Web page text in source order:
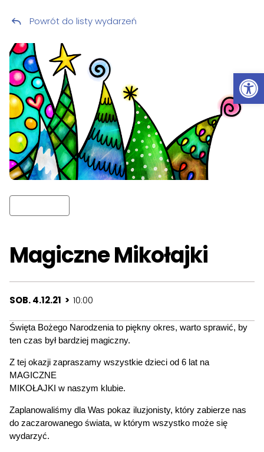
Przeskocz do treści
Magiczne Mikołajki
SOB. 4.12.21 > 10:00
Powrót do listy wydarzeń
Święta Bożego Narodzenia to piękny okres, warto sprawić, by
ten czas był bardziej magiczny.
Z tej okazji zapraszamy wszystkie dzieci od 6 lat na
MAGICZNE
MIKOŁAJKI w naszym klubie.
Zaplanowaliśmy dla Was pokaz iluzjonisty, który zabierze nas
do zaczarowanego świata, w którym wszystko może się
wydarzyć.